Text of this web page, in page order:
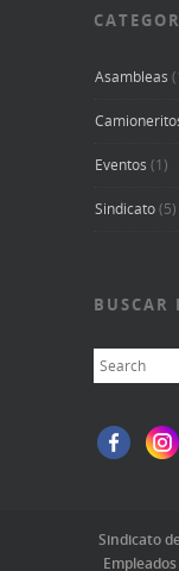
Asambleas
Eventos (1)
Sindicato(5)
BUSCAR
Sindicato